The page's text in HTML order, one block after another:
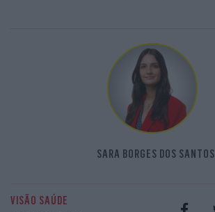
SARA BORGES DOS SANTOS
VISÃO SAÚDE